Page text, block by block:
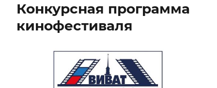
Конкурсная программа
кинофестиваля